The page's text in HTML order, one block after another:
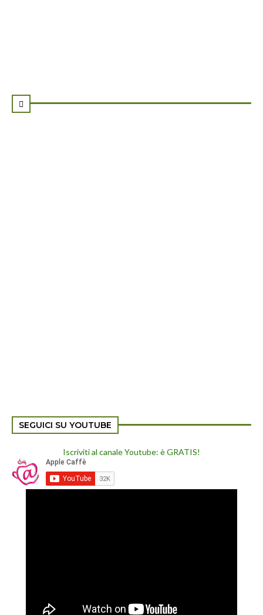

SEGUICI SU YOUTUBE
Iscriviti al canale Youtube: è GRATIS!